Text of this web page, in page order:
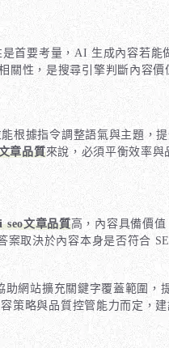
首要考量，AI 生成內容若
性，是搜尋引擎判斷內容
據指令調整語氣與主題，
章品質來說，必須平衡效率與
seo文章品質高，內容具備價
案取決於內容本身是否符合
網站擴充關鍵字覆蓋範圍
策略與品質控管能力而定，